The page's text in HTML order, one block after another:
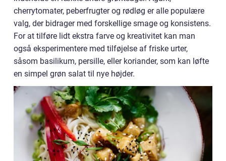
cherrytomater, peberfrugter og rødløg er alle populære
valg, der bidrager med forskellige smage og konsistens.
For at tilføre lidt ekstra farve og kreativitet kan man
også eksperimentere med tilføjelse af friske urter,
såsom basilikum, persille, eller koriander, som kan løfte
en simpel grøn salat til nye højder.